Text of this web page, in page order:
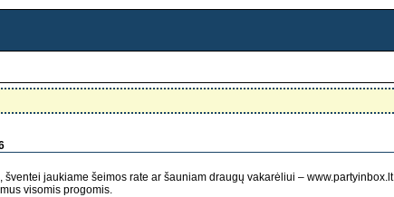
jaukiame šeimos rate ar šauniam draugų vakarėliui – www.partyinbox.lt
visomis progomis.